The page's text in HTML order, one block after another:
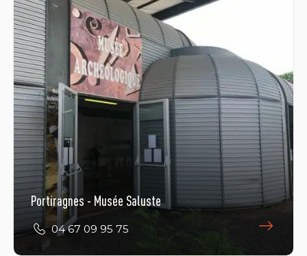
Portiragnes - Musée Saluste
04 67 09 95 75
Portiragnes - Musée Saluste
04 67 09 95 75
E-Mail
Boulevard Frédéric Mistral
34420 PORTIRAGNES